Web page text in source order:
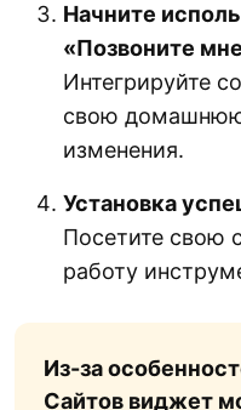
Начните
«Позвоните
Интегрируйте
свою домашнюю
изменения.
Установка
Посетите свою
работу
Из-за
Сайтов виджет